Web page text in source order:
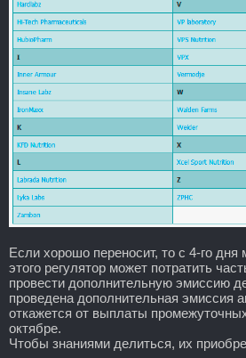
Если хорошо переносит, то с 4-го
этого регулятор может потратить
провести дополнительную эмиссию
проведена дополнительная эмиссия
откажется от выплаты
октябре.
Чтобы знаниями делиться, их